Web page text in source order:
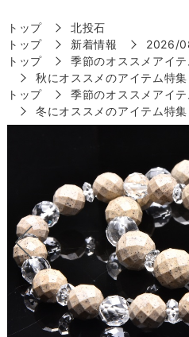
トップ
北投石
トップ
新着情報
2026/
トップ
季節のオススメアイテ
秋にオススメのアイテム特集
トップ
季節のオススメアイテ
冬にオススメのアイテム特集